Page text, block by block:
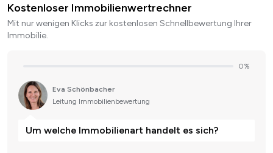
Kostenloser Immobilienwertrechner
Mit nur wenigen Klicks zur kostenlosen Schnellbewertung Ihrer
Immobilie.